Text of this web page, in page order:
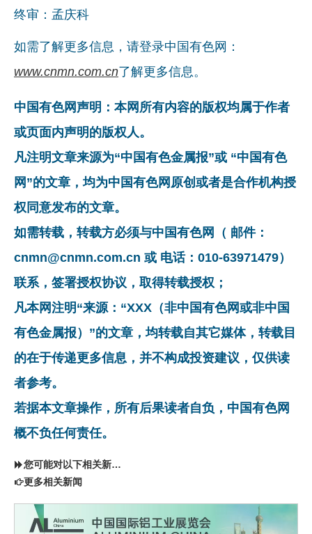
终审：孟庆科
如需了解更多信息，请登录中国有色网：
www.cnmn.com.cn了解更多信息。
中国有色网声明：本网所有内容的版权均属于作者
或页面内声明的版权人。
凡注明文章来源为“中国有色金属报”或 “中国有色
网”的文章，均为中国有色网原创或者是合作机构授
权同意发布的文章。
如需转载，转载方必须与中国有色网（ 邮件：
cnmn@cnmn.com.cn 或 电话：010-63971479）
联系，签署授权协议，取得转载授权；
凡本网注明“来源：“XXX（非中国有色网或非中国
有色金属报）”的文章，均转载自其它媒体，转载目
的在于传递更多信息，并不构成投资建议，仅供读
者参考。
若据本文章操作，所有后果读者自负，中国有色网
概不负任何责任。
您可能对以下相关新闻同样感兴趣
更多相关新闻